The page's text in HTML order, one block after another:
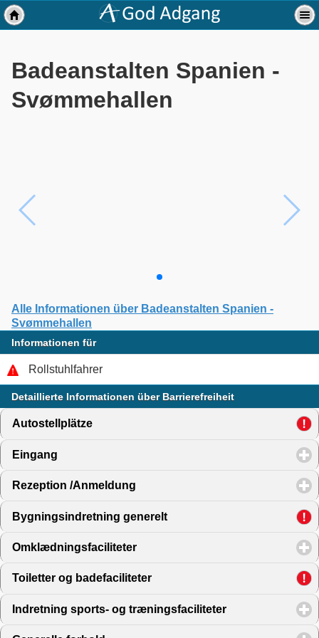
Badeanstalten Spanien -
Svømmehallen
Alle Informationen über Badeanstalten Spanien -
Svømmehallen
Informationen für
Rollstuhlfahrer
Detaillierte Informationen über Barrierefreiheit
Autostellplätze
Eingang
Rezeption /Anmeldung
Bygningsindretning generelt click to expand contents
Omklædningsfaciliteter
Toiletter og badefaciliteter
Indretning sports- og træningsfaciliteter click to expand